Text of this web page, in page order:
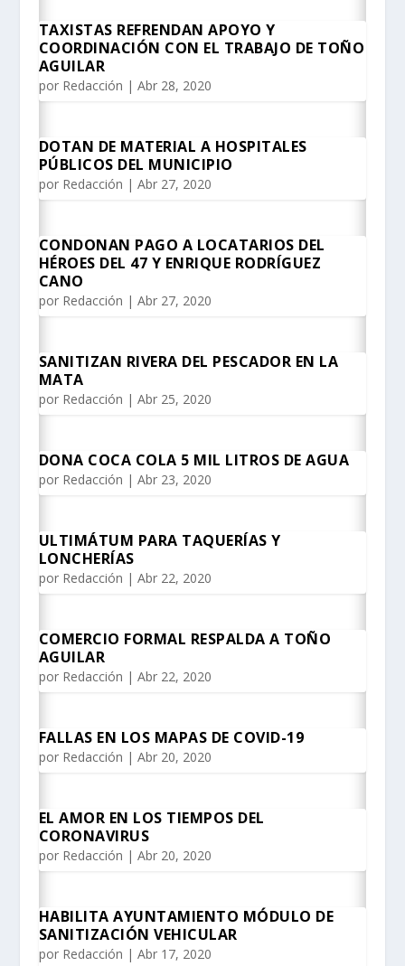
TAXISTAS REFRENDAN APOYO Y
COORDINACIÓN CON EL TRABAJO DE TOÑO
AGUILAR
por Redacción | Abr 28, 2020
DOTAN DE MATERIAL A HOSPITALES
PÚBLICOS DEL MUNICIPIO
por Redacción | Abr 27, 2020
CONDONAN PAGO A LOCATARIOS DEL
HÉROES DEL 47 Y ENRIQUE RODRÍGUEZ
CANO
por Redacción | Abr 27, 2020
SANITIZAN RIVERA DEL PESCADOR EN LA
MATA
por Redacción | Abr 25, 2020
DONA COCA COLA 5 MIL LITROS DE AGUA
por Redacción | Abr 23, 2020
ULTIMÁTUM PARA TAQUERÍAS Y
LONCHERÍAS
por Redacción | Abr 22, 2020
COMERCIO FORMAL RESPALDA A TOÑO
AGUILAR
por Redacción | Abr 22, 2020
FALLAS EN LOS MAPAS DE COVID-19
por Redacción | Abr 20, 2020
EL AMOR EN LOS TIEMPOS DEL
CORONAVIRUS
por Redacción | Abr 20, 2020
HABILITA AYUNTAMIENTO MÓDULO DE
SANITIZACIÓN VEHICULAR
por Redacción | Abr 17, 2020